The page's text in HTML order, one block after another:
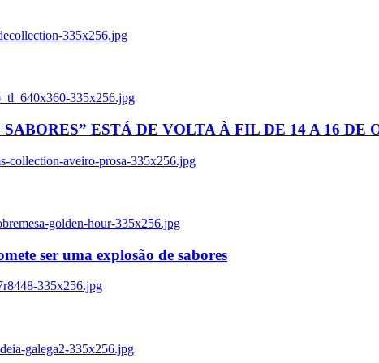
335x256.jpg
335x256.jpg
ESTÁ DE VOLTA À FIL DE 14 A 16 DE
collection-aveiro-prosa-335x256.jpg
golden-hour-335x256.jpg
ser uma explosão de sabores
335x256.jpg
galega2-335x256.jpg